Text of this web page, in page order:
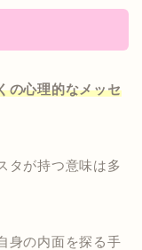
の心理的なメッセ
タが持つ意味は多
身の内面を探る手